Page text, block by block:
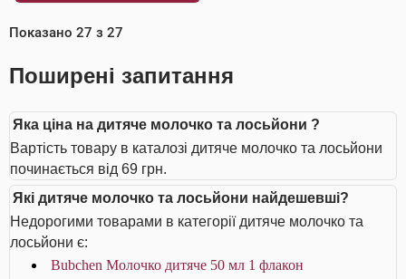
Показано 27 з 27
Поширені запитання
Яка ціна на дитяче молочко та лосьйони ?
Вартість товару в каталозі дитяче молочко та лосьйони
починається від 69 грн.
Які дитяче молочко та лосьйони найдешевші?
Недорогими товарами в категорії дитяче молочко та
лосьйони є:
Bubchen Молочко дитяче 50 мл 1 флакон